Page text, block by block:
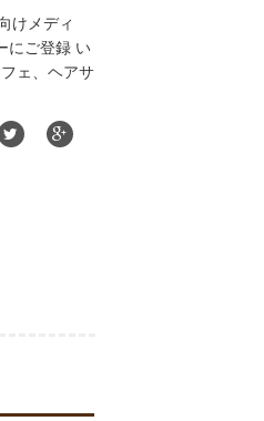
けメディ
にご登録 い
ェ、ヘアサ